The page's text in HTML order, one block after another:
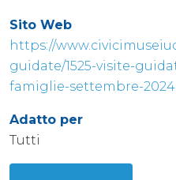
Sito Web
https://
guidate/1525-visite-
famiglie-settembre-2024
Adatto per
Tutti